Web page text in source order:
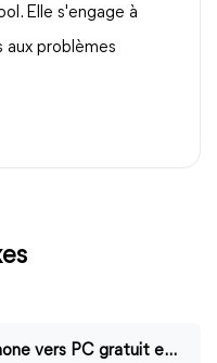
Elle s'engage à
aux problèmes
Meilleur logiciel de transfert iPhone vers PC gratuit en 2024